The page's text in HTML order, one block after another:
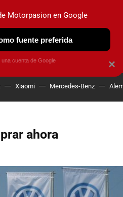
OBSERVATORIO
Xiaomi Mercedes-Benz
ahora
×
Motorpasion en Google
fuente preferida
cuenta de Google